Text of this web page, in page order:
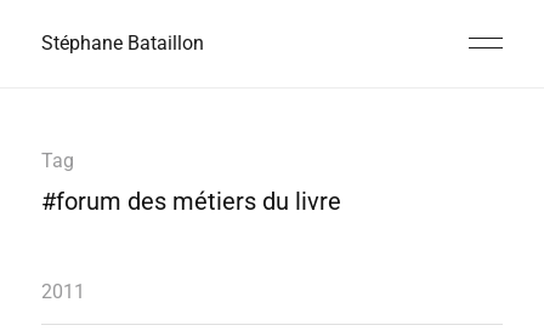
Stéphane Bataillon
Tag
#forum des métiers du livre
2011